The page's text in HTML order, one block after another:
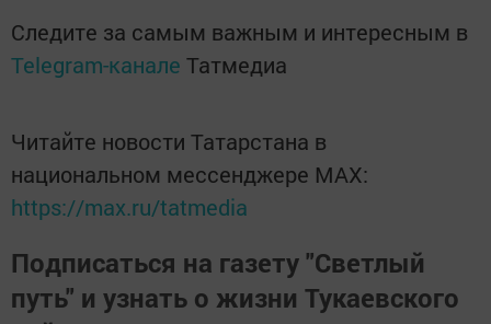
Следите за самым важным и интересным в
Telegram-канале Татмедиа
Читайте новости Татарстана в
национальном мессенджере MАХ:
https://max.ru/tatmedia
Подписаться на газету "Светлый
путь" и узнать о жизни Тукаевского